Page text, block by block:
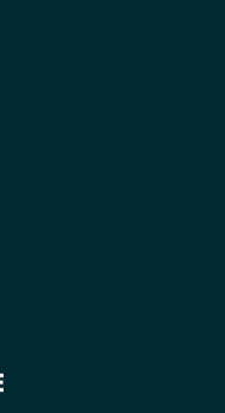
(Link öffnet ein neues Fenster)